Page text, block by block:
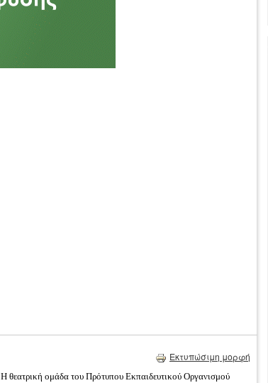
Εκτυπώσιμη μορφή
Η θεατρική ομάδα του Πρότυπου Εκπαιδευτικού Οργανισμού